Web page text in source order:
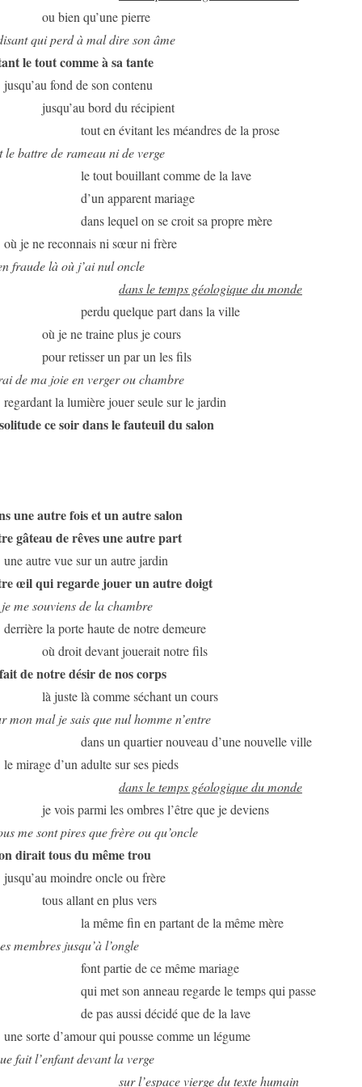
ou bien qu’une pierre
qui perd à mal dire son âme
le tout comme à sa tante
jusqu’au fond de son contenu
jusqu’au bord du récipient
tout en évitant les méandres de la prose
le battre de rameau ni de verge
le tout bouillant comme de la lave
d’un apparent mariage
dans lequel on se croit sa propre mère
où je ne reconnais ni sœur ni frère
fraude là où j’ai nul oncle
dans le temps géologique du monde
perdu quelque part dans la ville
où je ne traine plus je cours
pour retisser un par un les fils
de ma joie en verger ou chambre
regardant la lumière jouer seule sur le jardin
ce soir dans le fauteuil du salon
une autre fois et un autre salon
gâteau de rêves une autre part
une autre vue sur un autre jardin
œil qui regarde jouer un autre doigt
me souviens de la chambre
derrière la porte haute de notre demeure
où droit devant jouerait notre fils
de notre désir de nos corps
là juste là comme séchant un cours
mon mal je sais que nul homme n’entre
dans un quartier nouveau d’une nouvelle ville
le mirage d’un adulte sur ses pieds
dans le temps géologique du monde
je vois parmi les ombres l’être que je deviens
me sont pires que frère ou qu’oncle
dirait tous du même trou
jusqu’au moindre oncle ou frère
tous allant en plus vers
la même fin en partant de la même mère
membres jusqu’à l’ongle
font partie de ce même mariage
qui met son anneau regarde le temps qui passe
de pas aussi décidé que de la lave
une sorte d’amour qui pousse comme un légume
fait l’enfant devant la verge
sur l’espace vierge du texte humain